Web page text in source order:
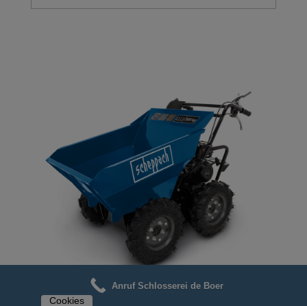
Schlosserei de Boer – Vertmietung – Scheppach DP3000
Anruf Schlosserei de Boer
Cookies